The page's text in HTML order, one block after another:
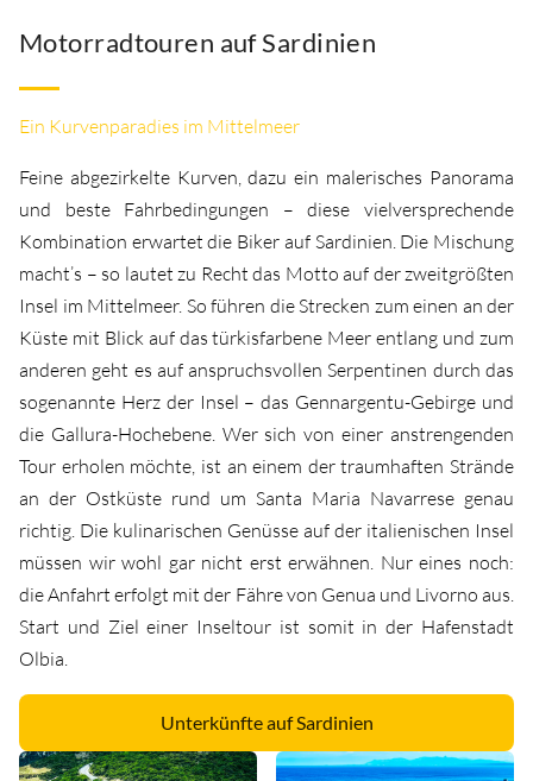
Motorradtouren auf Sardinien
Ein Kurvenparadies im Mittelmeer
Feine abgezirkelte Kurven, dazu ein malerisches Panorama
und beste Fahrbedingungen – diese vielversprechende
Kombination erwartet die Biker auf Sardinien. Die Mischung
macht’s – so lautet zu Recht das Motto auf der zweitgrößten
Insel im Mittelmeer. So führen die Strecken zum einen an der
Küste mit Blick auf das türkisfarbene Meer entlang und zum
anderen geht es auf anspruchsvollen Serpentinen durch das
sogenannte Herz der Insel – das Gennargentu-Gebirge und
die Gallura-Hochebene. Wer sich von einer anstrengenden
Tour erholen möchte, ist an einem der traumhaften Strände
an der Ostküste rund um Santa Maria Navarrese genau
richtig. Die kulinarischen Genüsse auf der italienischen Insel
müssen wir wohl gar nicht erst erwähnen. Nur eines noch:
die Anfahrt erfolgt mit der Fähre von Genua und Livorno aus.
Start und Ziel einer Inseltour ist somit in der Hafenstadt
Olbia.
Unterkünfte auf Sardinien